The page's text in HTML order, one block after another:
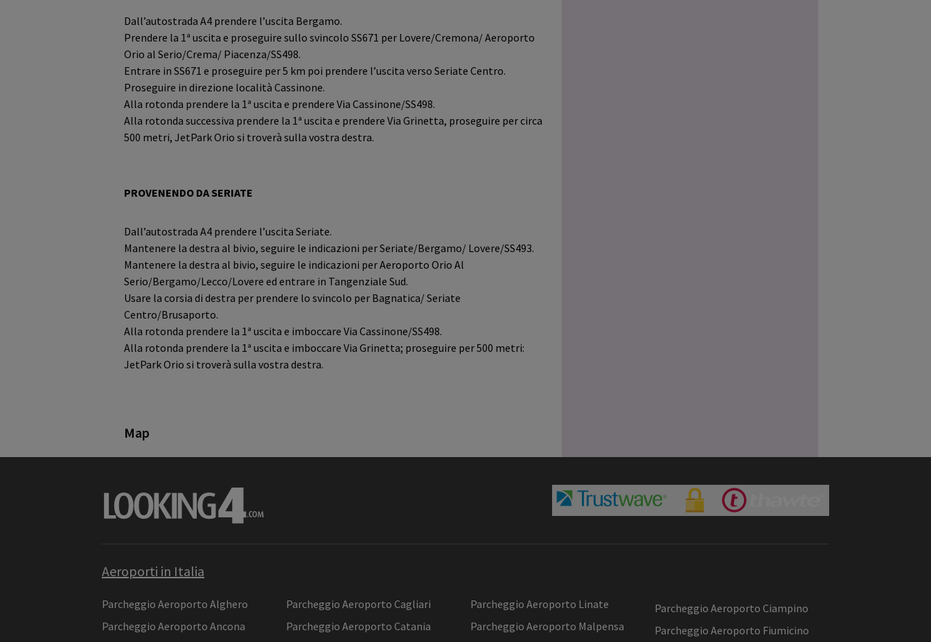
Dall’autostrada A4 prendere l’uscita Bergamo.
Prendere la 1ª uscita e proseguire sullo svincolo SS671 per Lovere/Cremona/ Aeroporto
Orio al Serio/Crema/ Piacenza/SS498.
Entrare in SS671 e proseguire per 5 km poi prendere l’uscita verso Seriate Centro.
Proseguire in direzione località Cassinone.
Alla rotonda prendere la 1ª uscita e prendere Via Cassinone/SS498.
Alla rotonda successiva prendere la 1ª uscita e prendere Via Grinetta, proseguire per circa
500 metri, JetPark Orio si troverà sulla vostra destra.
PROVENENDO DA SERIATE
Dall’autostrada A4 prendere l’uscita Seriate.
Mantenere la destra al bivio, seguire le indicazioni per Seriate/Bergamo/ Lovere/SS493.
Mantenere la destra al bivio, seguire le indicazioni per Aeroporto Orio Al
Serio/Bergamo/Lecco/Lovere ed entrare in Tangenziale Sud.
Usare la corsia di destra per prendere lo svincolo per Bagnatica/ Seriate
Centro/Brusaporto.
Alla rotonda prendere la 1ª uscita e imboccare Via Cassinone/SS498.
Alla rotonda prendere la 1ª uscita e imboccare Via Grinetta; proseguire per 500 metri:
JetPark Orio si troverà sulla vostra destra.
Map
Aeroporti in Italia
Parcheggio Aeroporto Alghero
Parcheggio Aeroporto Ancona
Parcheggio Aeroporto Cagliari
Parcheggio Aeroporto Catania
Parcheggio Aeroporto Linate
Parcheggio Aeroporto Malpensa
Parcheggio Aeroporto Ciampino
Parcheggio Aeroporto Fiumicino